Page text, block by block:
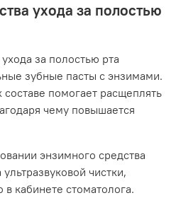
ухода за полостью
за полостью рта
зубные пасты с энзимами.
помогает расщеплять
чему повышается
энзимного средства
чистки,
кабинете стоматолога.